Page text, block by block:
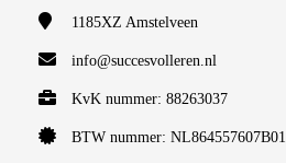
1185XZ Amstelveen
info@succesvolleren.nl
KvK nummer: 88263037
BTW nummer: NL864557607B01